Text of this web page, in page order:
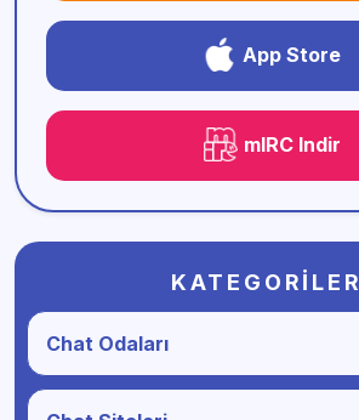
App Store
mIRC Indir
KATEGORILER
Chat Odaları